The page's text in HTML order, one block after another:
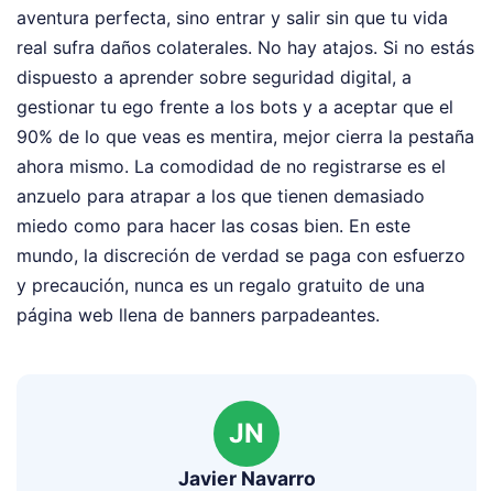
aventura perfecta, sino entrar y salir sin que tu vida
real sufra daños colaterales. No hay atajos. Si no estás
dispuesto a aprender sobre seguridad digital, a
gestionar tu ego frente a los bots y a aceptar que el
90% de lo que veas es mentira, mejor cierra la pestaña
ahora mismo. La comodidad de no registrarse es el
anzuelo para atrapar a los que tienen demasiado
miedo como para hacer las cosas bien. En este
mundo, la discreción de verdad se paga con esfuerzo
y precaución, nunca es un regalo gratuito de una
página web llena de banners parpadeantes.
JN
Javier Navarro